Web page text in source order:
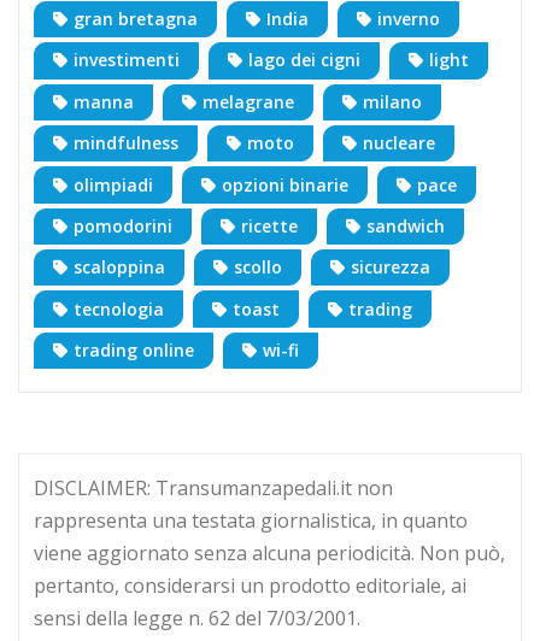
gran bretagna India
inverno
investimenti
lago dei cigni
light
manna
melagrane
milano
mindfulness
moto
nucleare
olimpiadi
opzioni binarie
pace
pomodorini
ricette
sandwich
scaloppina
scollo
sicurezza
tecnologia
toast
trading
trading online
wi-fi
DISCLAIMER: Transumanzapedali.it non
rappresenta una testata giornalistica, in quanto
viene aggiornato senza alcuna periodicità. Non può,
pertanto, considerarsi un prodotto editoriale, ai
sensi della legge n. 62 del 7/03/2001.